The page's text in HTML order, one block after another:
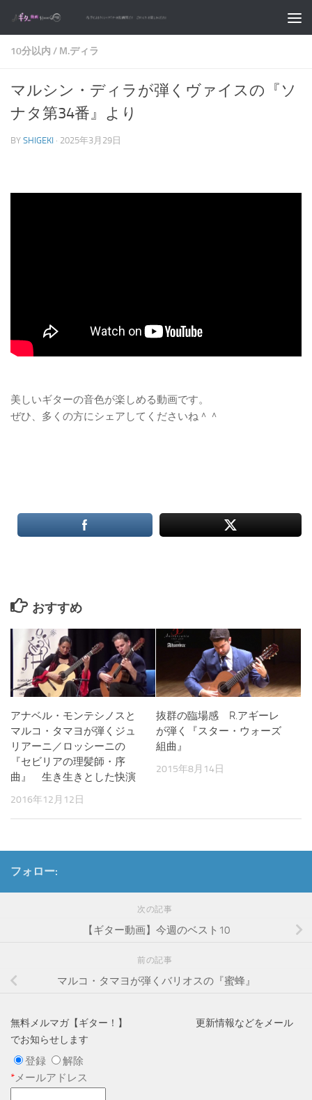
コンテンツへスキップ
10分以内 / M.ディラ
マルシン・ディラが弾くヴァイスの『ソ
ナタ第34番』より
BY SHIGEKI · 2025年3月29日
美しいギターの音色が楽しめる動画です。
ぜひ、多くの方にシェアしてくださいね＾＾
おすすめ
アナベル・モンテシノスと
マルコ・タマヨが弾くジュ
リアーニ／ロッシーニの
『セビリアの理髪師・序
曲』 生き生きとした快演
2016年12月12日
抜群の臨場感 R.アギーレ
が弾く『スター・ウォーズ
組曲』
2015年8月14日
フォロー:
次の記事
【ギター動画】今週のベスト10
前の記事
マルコ・タマヨが弾くバリオスの『蜜蜂』
無料メルマガ【ギター！】 更新情報などをメール
でお知らせします
登録
解除
*メールアドレス